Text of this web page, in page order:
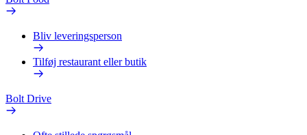
Bliv leveringsperson
Tilføj restaurant eller butik
Bolt Drive